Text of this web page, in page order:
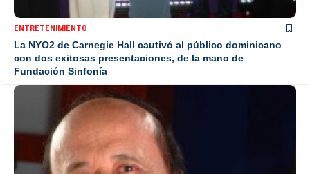
ENTRETENIMIENTO
La NYO2 de Carnegie Hall cautivó al público dominicano
con dos exitosas presentaciones, de la mano de
Fundación Sinfonía